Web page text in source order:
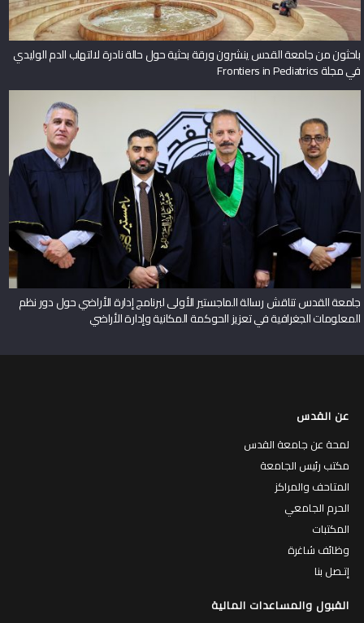
باحثون من جامعة القدس ينشرون ورقة بحثية حول حالة نادرة لالتهاب الدم الوليدي
في مجلة Frontiers in Pediatrics
جامعة القدس تناقش رسالة الماجستير الأولى لبرنامج إدارة الأراضي حول دور نظم
المعلومات الجغرافية في تعزيز الحوكمة المكانية وإدارة الأراضي
عن القدس
لمحة عن جامعة القدس
مكتب رئيس الجامعة
المتاحف والمراكز
الحرم الجامعي
المكتبات
وظائف شاغرة
إتـصل بنا
القبول والمساعدات المالية